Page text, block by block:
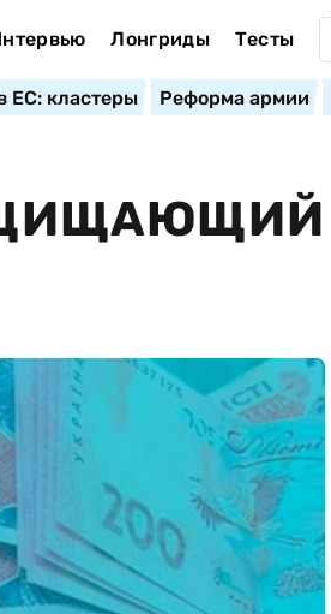
Лонгриды Тесты
ЕС: кластеры Реформа армии